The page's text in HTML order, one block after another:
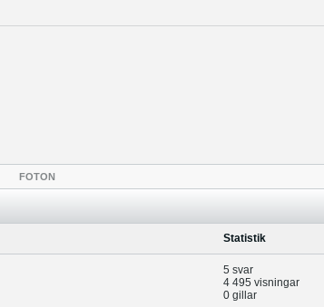
FOTON
Statistik
5 svar
4 495 visningar
0 gillar